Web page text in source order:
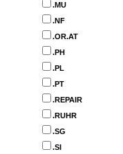
.MU
.NF
.OR.AT
.PH
.PL
.PT
.REPAIR
.RUHR
.SG
.SI